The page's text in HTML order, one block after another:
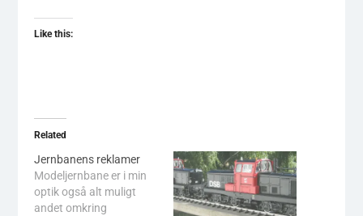
Like this:
Related
Jernbanens reklamer
Modeljernbane er i min
optik også alt muligt
andet omkring